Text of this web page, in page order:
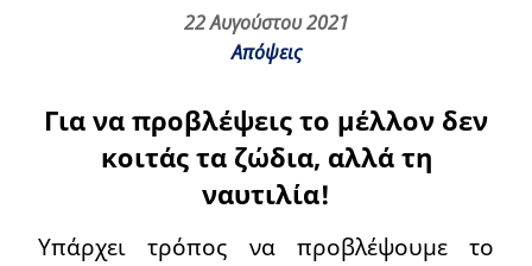
22 Αυγούστου 2021
Απόψεις
Για να προβλέψεις το μέλλον δεν
κοιτάς τα ζώδια, αλλά τη
ναυτιλία!
Υπάρχει τρόπος να προβλέψουμε το